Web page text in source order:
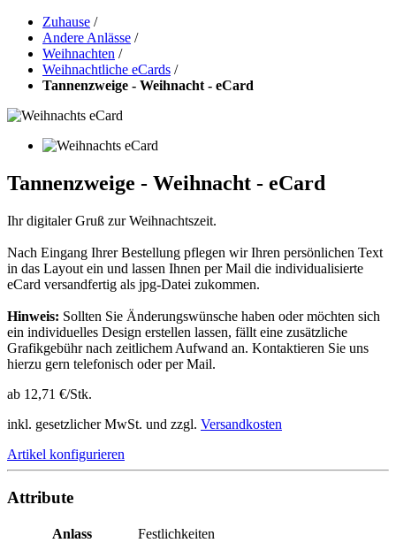
Zuhause /
Andere Anlässe /
Weihnachten /
Weihnachtliche eCards /
Tannenzweige - Weihnacht - eCard
Tannenzweige - Weihnacht - eCard
Ihr digitaler Gruß zur Weihnachtszeit.
Nach Eingang Ihrer Bestellung pflegen wir Ihren persönlichen Text
in das Layout ein und lassen Ihnen per Mail die individualisierte
eCard versandfertig als jpg-Datei zukommen.
Hinweis: Sollten Sie Änderungswünsche haben oder möchten sich
ein individuelles Design erstellen lassen, fällt eine zusätzliche
Grafikgebühr nach zeitlichem Aufwand an. Kontaktieren Sie uns
hierzu gern telefonisch oder per Mail.
ab 12,71 €/Stk.
inkl. gesetzlicher MwSt. und zzgl. Versandkosten
Artikel konfigurieren
Attribute
Anlass
Festlichkeiten